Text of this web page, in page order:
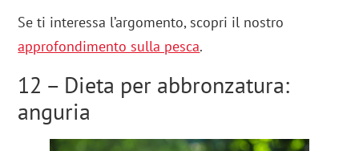
Se ti interessa l’argomento, scopri il nostro
approfondimento sulla pesca.
12 – Dieta per abbronzatura:
anguria